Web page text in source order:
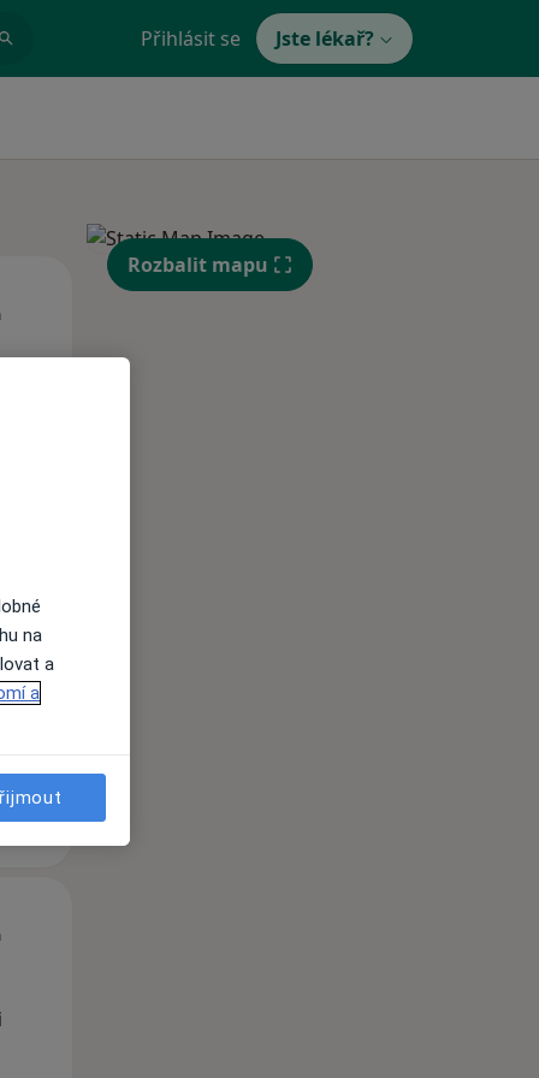
Přihlásit se Jste lékař?
St Čt
Rozbalit mapu
na
a
a